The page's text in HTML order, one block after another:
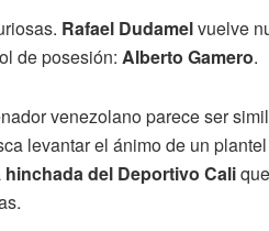
Rafael Dudamelvuelve
de posesión: Alberto Gamero.
venezolano parece ser
levantar el ánimo de un
hinchada del Deportivo Cali